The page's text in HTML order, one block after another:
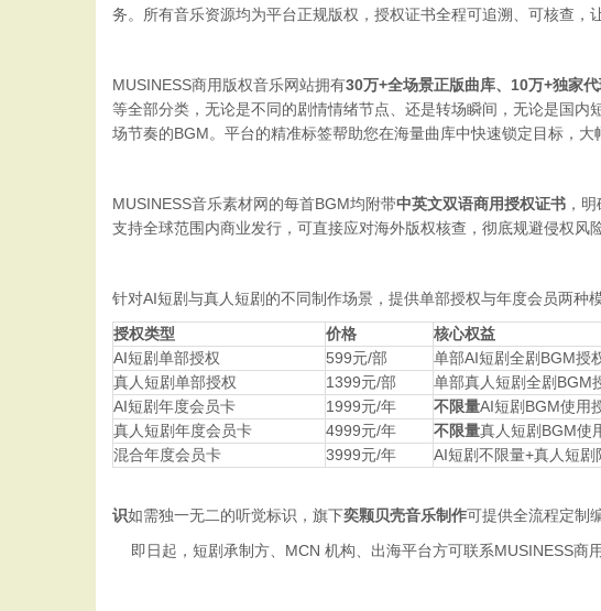
务。 所有音乐资源均为平台正规版权，授权证书全程可追溯、可核查，
MUSINESS商用版权音乐网站拥有30万+全场景正版曲库、10万+独家
等全部分类，无论是不同的剧情情绪节点、还是转场瞬间，无论是国内
场节奏的BGM。平台的精准标签帮助您在海量曲库中快速锁定目标，大
MUSINESS音乐素材网的每首BGM均附带中英文双语商用授权证书 ，
支持全球范围内商业发行，可直接应对海外版权核查，彻底规避侵权风险
针对AI短剧与真人短剧的不同制作场景，提供单部授权与年度会员两种
授权类型
价格
核心权益
AI短剧单部授权
599元/部
单部AI短剧全剧BGM授
真人短剧单部授权
1399元/部
单部真人短剧全剧BGM
AI短剧年度会员卡
1999元/年 不限量AI短剧BGM使用
真人短剧年度会员卡
4999元/年 不限量真人短剧BGM使
混合年度会员卡
3999元/年
AI短剧不限量+真人短剧
识如需独一无二的听觉标识，旗下奕颗贝壳音乐制作可提供全流程定制
即日起，短剧承制方、MCN 机构、出海平台方可联系MUSINESS商